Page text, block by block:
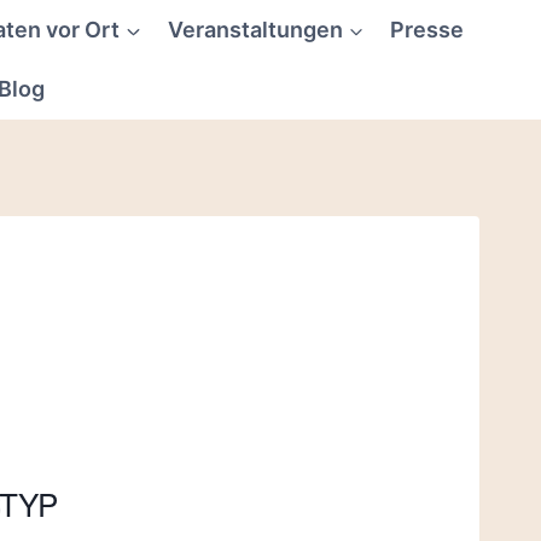
vor Ort Veranstaltungen Presse
Blog